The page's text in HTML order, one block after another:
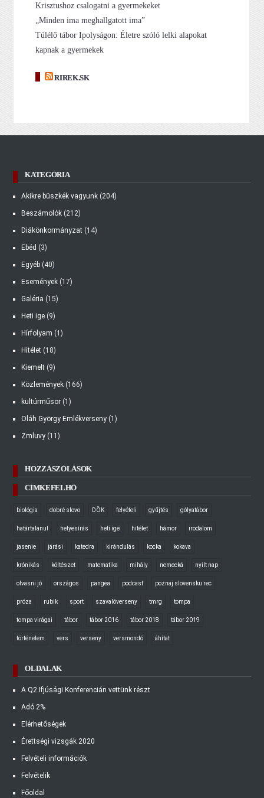
Krisztushoz csalogatni a gyermekeket
„Minden ima meghallgatott ima”
Túlélő tábor Ipolyságon: Életre szóló lelki alapokat
kapnak a gyermekek
RIREK.SK
KATEGÓRIA
Akikre büszkék vagyunk (204)
Beszámolók (212)
Diákönkormányzat (14)
Ebéd (3)
Egyéb (40)
Események (17)
Galéria (15)
Heti ige (9)
Hírfolyam (1)
Hitélet (18)
Kiemelt (9)
Közlemények (166)
kultúrműsor (1)
Oláh György Emlékverseny (1)
Zmluvy (11)
HOZZÁSZÓLÁSOK
CÍMKEFELHŐ
biológia dobré slovo DÖK felvételi gyűjtés gólyatábor
határtalanul helyesírás heti ige hitélet hámor irodalom
jasenie járási katedra kirándulás kocka kokava
krónikás költészet matematika mihály nemecká nyilt nap
olvasni jó országos pangea podcast poznaj slovensku rec
próza rubik sport szavalóverseny tmrg tompa
tompa virágai tábor tábor 2016 tábor 2018 tábor 2019
történelem vers verseny versmondó áhítat
OLDALAK
A Q2 Ifjúsági Konferencián vettünk részt
Adó 2%
Elérhetőségek
Érettségi vizsgák 2020
Felvételi információk
Felvételik
Főoldal